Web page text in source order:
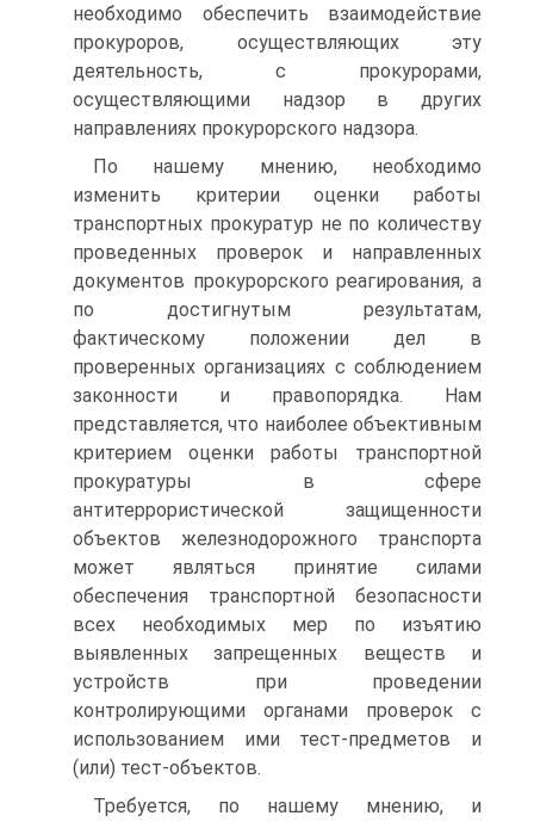
необходимо обеспечить взаимодействие
прокуроров, осуществляющих эту
деятельность, с прокурорами,
осуществляющими надзор в других
направлениях прокурорского надзора.
По нашему мнению, необходимо
изменить критерии оценки работы
транспортных прокуратур не по количеству
проведенных проверок и направленных
документов прокурорского реагирования, а
по достигнутым результатам,
фактическому положении дел в
проверенных организациях с соблюдением
законности и правопорядка. Нам
представляется, что наиболее объективным
критерием оценки работы транспортной
прокуратуры в сфере
антитеррористической защищенности
объектов железнодорожного транспорта
может являться принятие силами
обеспечения транспортной безопасности
всех необходимых мер по изъятию
выявленных запрещенных веществ и
устройств при проведении
контролирующими органами проверок с
использованием ими тест-предметов и
(или) тест-объектов.
Требуется, по нашему мнению, и